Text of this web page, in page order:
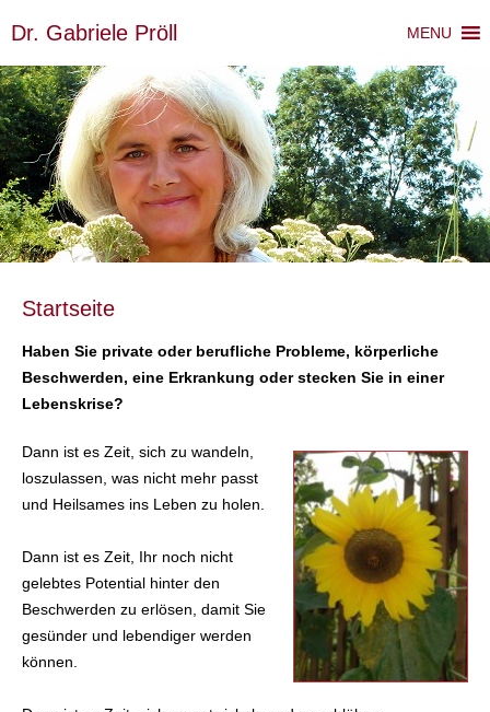
Dr. Gabriele Pröll MENU
Startseite
Haben Sie private oder berufliche Probleme, körperliche
Beschwerden, eine Erkrankung oder stecken Sie in einer
Lebenskrise?
Dann ist es Zeit, sich zu wandeln,
loszulassen, was nicht mehr passt
und Heilsames ins Leben zu holen.
Dann ist es Zeit, Ihr noch nicht
gelebtes Potential hinter den
Beschwerden zu erlösen, damit Sie
gesünder und lebendiger werden
können.